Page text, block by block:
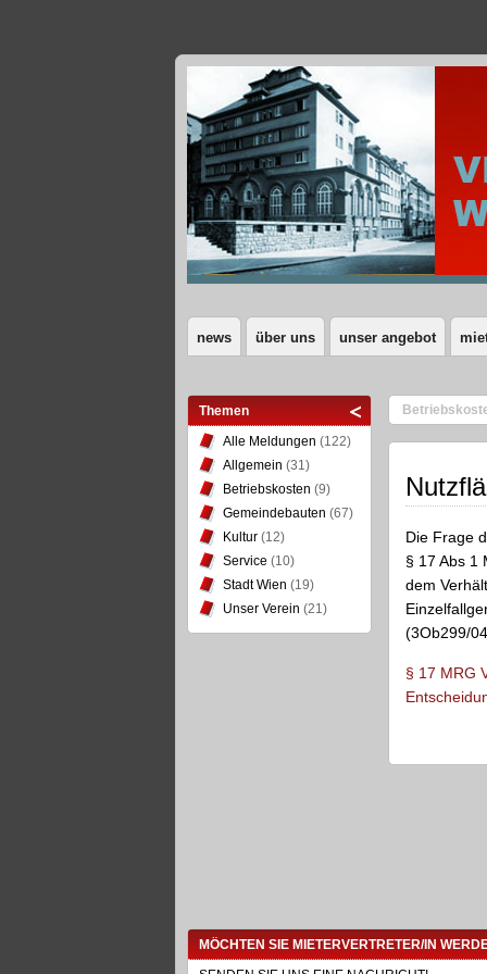
news über uns unser angebot
Themen
Alle Meldungen (122)
Allgemein (31)
Betriebskosten (9)
Gemeindebauten (67)
Kultur (12)
Service (10)
Stadt Wien (19)
Unser Verein (21)
Die Frage
§ 17 Abs 1
dem
(3Ob299/
§ 17 MRG
MÖCHTEN SIE MIETERVERTRETER/IN